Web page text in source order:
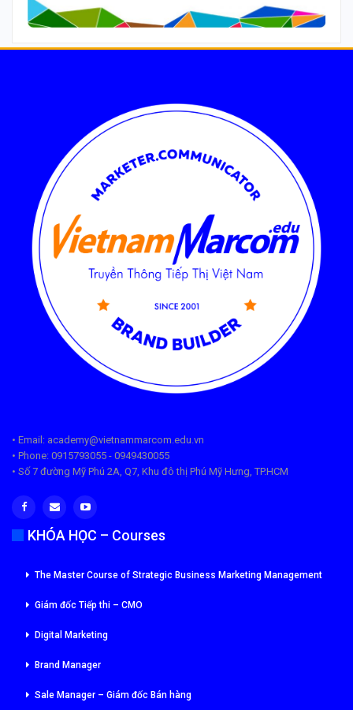
• Email: academy@vietnammarcom.edu.vn
• Phone: 0915793055 - 0949430055
• Số 7 đường Mỹ Phú 2A, Q7, Khu đô thị Phú Mỹ Hưng, TP.HCM
KHÓA HỌC – Courses
The Master Course of Strategic Business Marketing Management
Giám đốc Tiếp thi – CMO
Digital Marketing
Brand Manager
Sale Manager – Giám đốc Bán hàng